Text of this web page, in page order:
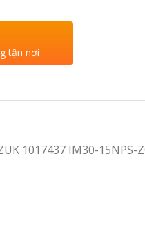
tận nơi
1017437 IM30-15NPS-